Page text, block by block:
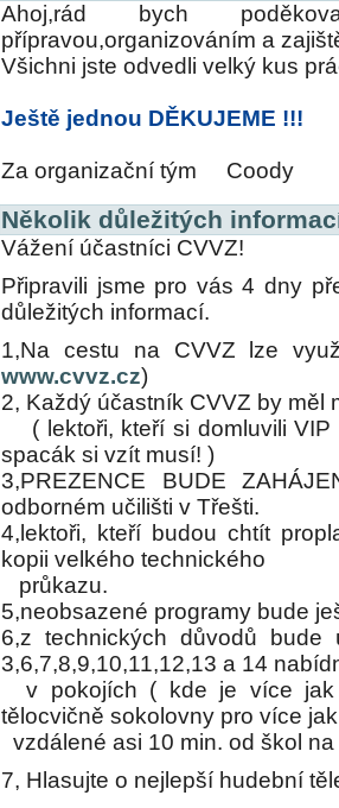
Ahoj,rád bych
přípravou,organizováním a
Všichni jste odvedli velký kus
Ještě jednou DĚKUJEME !!!
Za organizační tým Coody
Několik důležitých
Vážení účastníci CVVZ!
Připravili jsme pro vás 4 dny
důležitých informací.
1,Na cestu na CVVZ lze
www.cvvz.cz)
2, Každý účastník CVVZ by měl
( lektoři, kteří si domluvili VIP
spacák si vzít musí! )
3,PREZENCE BUDE
odborném učilišti v Třešti.
4,lektoři, kteří budou chtít
kopii velkého technického
průkazu.
5,neobsazené programy bude
6,z technických důvodů bude
3,6,7,8,9,10,11,12,13 a 14
v pokojích ( kde je více jak
tělocvičně sokolovny pro více
vzdálené asi 10 min. od škol
7, Hlasujte o nejlepší hudební